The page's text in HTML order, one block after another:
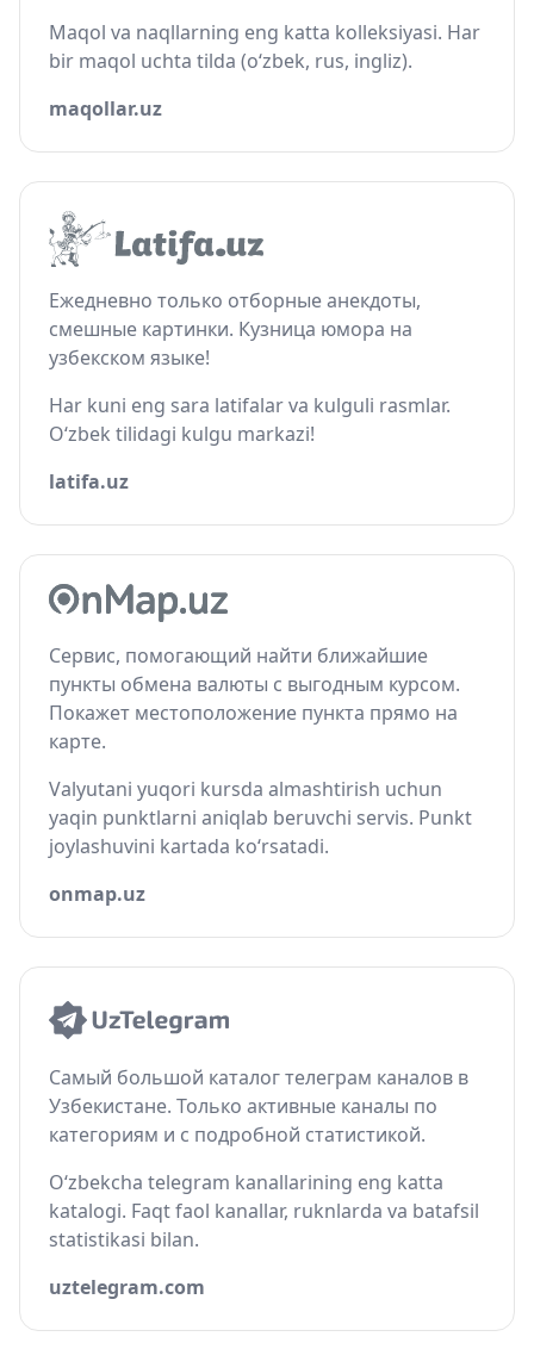
Maqol va naqllarning eng katta kolleksiyasi. Har
bir maqol uchta tilda (o‘zbek, rus, ingliz).
maqollar.uz
Ежедневно только отборные анекдоты,
смешные картинки. Кузница юмора на
узбекском языке!
Har kuni eng sara latifalar va kulguli rasmlar.
O‘zbek tilidagi kulgu markazi!
latifa.uz
Сервис, помогающий найти ближайшие
пункты обмена валюты с выгодным курсом.
Покажет местоположение пункта прямо на
карте.
Valyutani yuqori kursda almashtirish uchun
yaqin punktlarni aniqlab beruvchi servis. Punkt
joylashuvini kartada ko‘rsatadi.
onmap.uz
Самый большой каталог телеграм каналов в
Узбекистане. Только активные каналы по
категориям и с подробной статистикой.
O‘zbekcha telegram kanallarining eng katta
katalogi. Faqt faol kanallar, ruknlarda va batafsil
statistikasi bilan.
uztelegram.com